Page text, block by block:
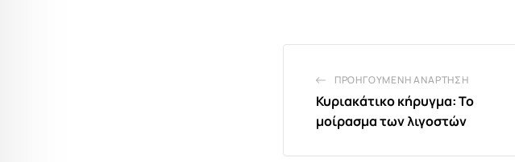
ΠΡΟΗΓΟΎΜΕΝΗ ΑΝΆΡΤΗΣΗ
Κυριακάτικο κήρυγμα: Το
μοίρασμα των λιγοστών